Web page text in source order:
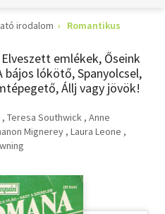
irodalom Romantikus
emlékek, Őseink
bájos lókötő, Spanyolcsel,
Állj vagy jövök!
Teresa Southwick Anne
Mignerey Laura Leone